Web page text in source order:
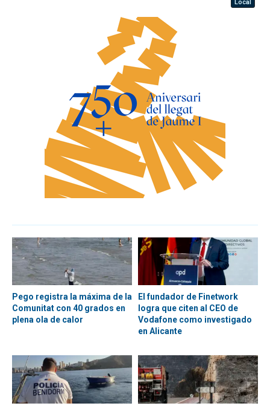
Local
Pego registra la máxima de la
Comunitat con 40 grados en
plena ola de calor
El fundador de Finetwork
logra que citen al CEO de
Vodafone como investigado
en Alicante